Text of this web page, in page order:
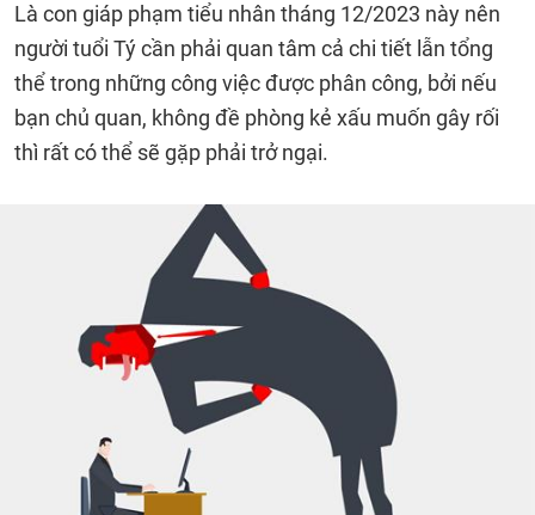
Là con giáp phạm tiểu nhân tháng 12/2023 này nên
người tuổi Tý cần phải quan tâm cả chi tiết lẫn tổng
thể trong những công việc được phân công, bởi nếu
bạn chủ quan, không đề phòng kẻ xấu muốn gây rối
thì rất có thể sẽ gặp phải trở ngại.